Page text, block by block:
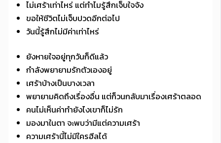
ไม่เศร้าเท่าไหร่ แต่ทำไมรู้สึกเจ็บใจจัง
ขอให้ชีวิตไม่เจ็บปวดอีกต่อไป
วันนี้รู้สึกไม่มีค่าเท่าไหร่
ยังหายใจอยู่ทุกวันก็ดีแล้ว
กำลังพยายามรักตัวเองอยู่
เศร้าบ้างเป็นบางเวลา
พยายามคิดถึงเรื่องอื่น แต่ก็วนกลับมาเรื่องเศร้าตลอด
คนไม่เห็นค่าทำยังไงเขาก็ไม่รัก
มองมาในตา จะพบว่ามีแต่ความเศร้า
ความเศร้านี้ไม่มีใครฮีลได้